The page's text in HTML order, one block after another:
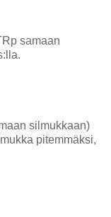
samaan
silmukkaan)
pitemmäksi,